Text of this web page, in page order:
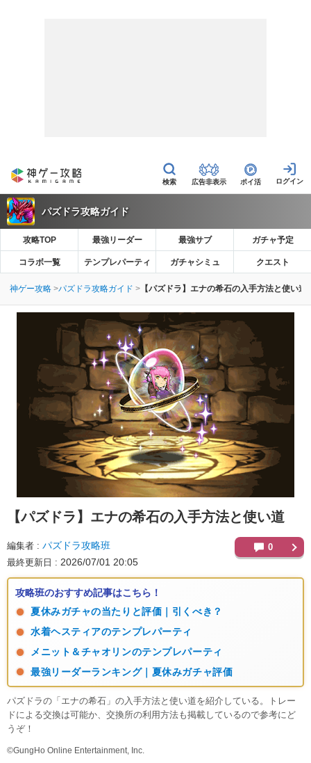
広告非表示 ポイ活
パズドラ攻略ガイド
攻略TOP 最強リーダー 最強サブ ガチャ予定
コラボ一覧 テンプレパーティ ガチャシミュ クエスト
神ゲー攻略 パズドラ攻略ガイド 【パズドラ】エナの希石の入手方法と使い道
【パズドラ】 エナの希石の入手方法と使い道
編集者 パズドラ攻略班
最終更新日 2026/07/01 20:05
0
攻略班のおすすめ記事はこちら！
夏休みガチャの当たりと評価｜引くべき？
水着ヘスティアのテンプレパーティ
メニット＆チャオリンのテンプレパーティ
最強リーダーランキング｜夏休みガチャ評価
パズドラの「エナの希石」の入手方法と使い道を紹介している。トレー
ドによる交換は可能か、交換所の利用方法も掲載しているので参考にど
うぞ！
©GungHo Online Entertainment, Inc.